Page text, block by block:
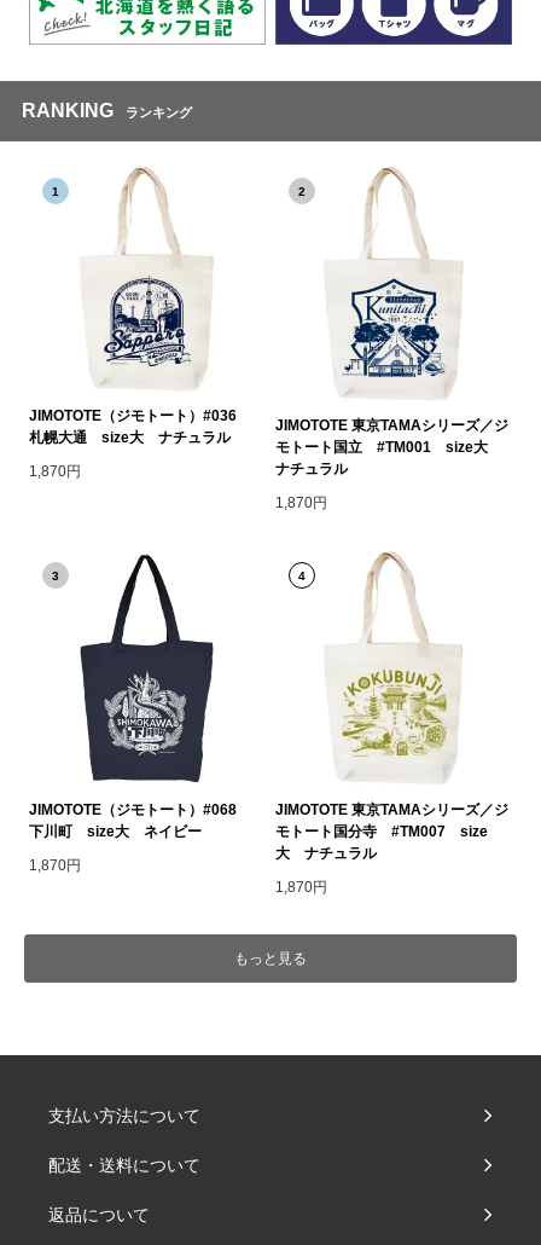
RANKING ランキング
1
JIMOTOTE（ジモトート）#036
札幌大通 size大 ナチュラル
1,870円
2
JIMOTOTE 東京TAMAシリーズ／ジ
モトート国立 #TM001 size大
ナチュラル
1,870円
3
JIMOTOTE（ジモトート）#068
下川町 size大 ネイビー
1,870円
4
JIMOTOTE 東京TAMAシリーズ／ジ
モトート国分寺 #TM007 size
大 ナチュラル
1,870円
もっと見る
支払い方法について
配送・送料について
返品について